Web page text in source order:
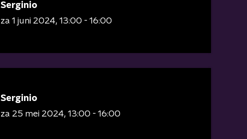
Serginio
za 1 juni 2024 13:00 - 16:00
Serginio
za 25 mei 2024 13:00 - 16:00